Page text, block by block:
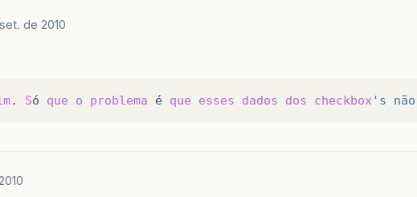
de 2010
. Só que o problema é que esses dados dos checkbox 's